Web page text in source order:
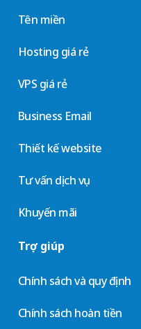
Tên miền
Hosting giá rẻ
VPS giá rẻ
Business Email
Thiết kế website
Tư vấn dịch vụ
Khuyến mãi
Trợ giúp
Chính sách và quy định
Chính sách hoàn tiền